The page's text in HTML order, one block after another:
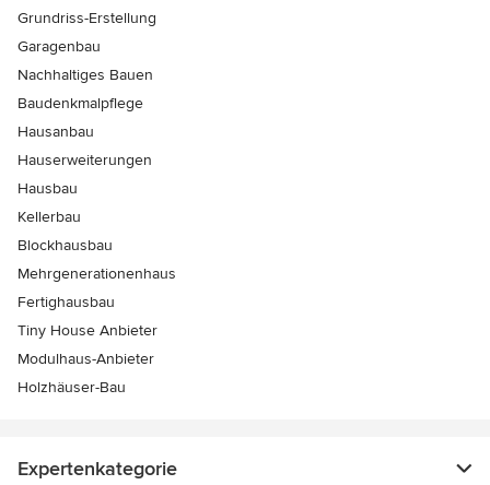
Grundriss-Erstellung
Garagenbau
Nachhaltiges Bauen
Baudenkmalpflege
Hausanbau
Hauserweiterungen
Hausbau
Kellerbau
Blockhausbau
Mehrgenerationenhaus
Fertighausbau
Tiny House Anbieter
Modulhaus-Anbieter
Holzhäuser-Bau
Expertenkategorie